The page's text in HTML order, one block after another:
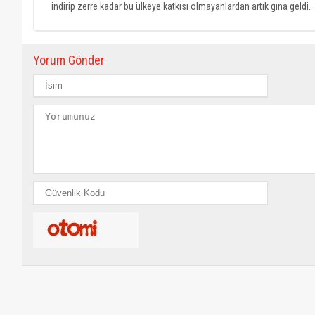
indirip zerre kadar bu ülkeye katkısı olmayanlardan artık gına geldi.
Yorum Gönder